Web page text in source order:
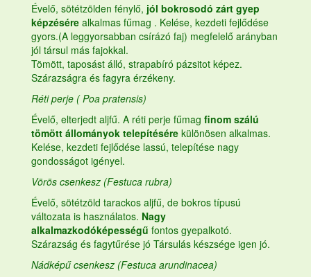
Évelő, sötétzölden fénylő, jól bokrosodó zárt gyep
képzésére alkalmas fűmag . Kelése, kezdeti fejlődése
gyors.(A leggyorsabban csírázó faj) megfelelő arányban
jól társul más fajokkal.
Tömött, taposást álló, strapabíró pázsitot képez.
Szárazságra és fagyra érzékeny.
Réti perje ( Poa pratensis)
Évelő, elterjedt aljfű. A réti perje fűmag finom szálú
tömött állományok telepítésére különösen alkalmas.
Kelése, kezdeti fejlődése lassú, telepítése nagy
gondosságot igényel.
Vörös csenkesz (Festuca rubra)
Évelő, sötétzöld tarackos aljfű, de bokros típusú
változata is használatos. Nagy
alkalmazkodóképességű fontos gyepalkotó.
Szárazság és fagytűrése jó Társulás készsége igen jó.
Nádképű csenkesz (Festuca arundinacea)